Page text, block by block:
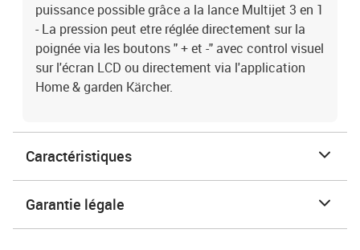
puissance possible grâce a la lance Multijet 3 en 1
- La pression peut etre réglée directement sur la
poignée via les boutons " + et -" avec control visuel
sur l'écran LCD ou directement via l'application
Home & garden Kärcher.
Caractéristiques
Garantie légale